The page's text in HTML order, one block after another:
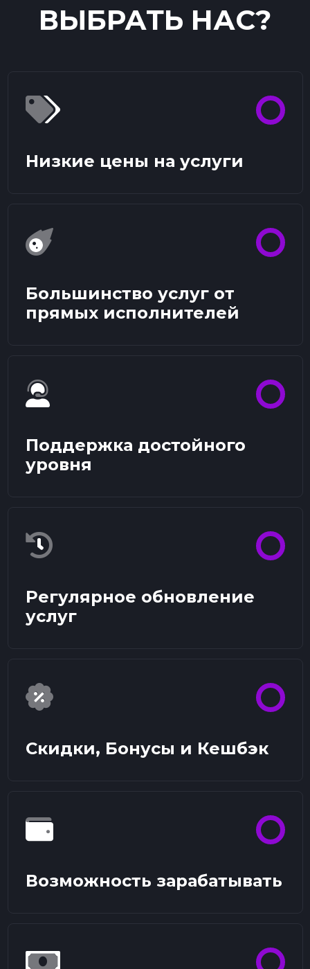
ВЫБРАТЬ НАС?
Низкие цены на услуги
Большинство услуг от
прямых исполнителей
Поддержка достойного
уровня
Регулярное обновление
услуг
Скидки, Бонусы и Кешбэк
Возможность зарабатывать